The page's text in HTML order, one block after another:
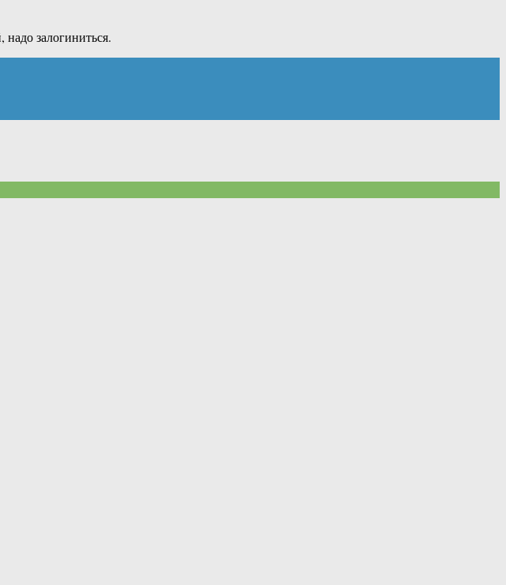
залогиниться.